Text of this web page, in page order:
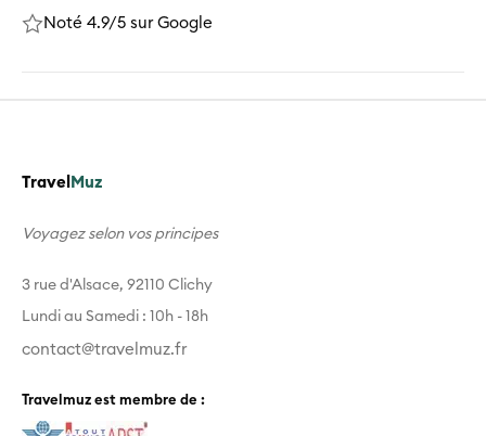
Noté 4.9/5 sur Google
Travel Muz
Voyagez selon vos principes
3 rue d'Alsace, 92110 Clichy
Lundi au Samedi : 10h - 18h
contact@travelmuz.fr
Travelmuz est membre de :